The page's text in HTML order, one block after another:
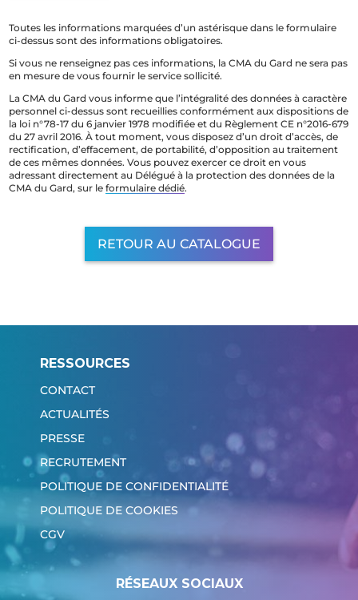
Toutes les informations marquées d’un astérisque dans le formulaire
ci-dessus sont des informations obligatoires.
Si vous ne renseignez pas ces informations, la CMA du Gard ne sera pas
en mesure de vous fournir le service sollicité.
La CMA du Gard vous informe que l’intégralité des données à caractère
personnel ci-dessus sont recueillies conformément aux dispositions de
la loi n°78-17 du 6 janvier 1978 modifiée et du Règlement CE n°2016-679
du 27 avril 2016. À tout moment, vous disposez d’un droit d’accès, de
rectification, d’effacement, de portabilité, d’opposition au traitement
de ces mêmes données. Vous pouvez exercer ce droit en vous
adressant directement au Délégué à la protection des données de la
CMA du Gard, sur leformulaire dédié.
RETOUR AU CATALOGUE
RESSOURCES
CONTACT
ACTUALITÉS
PRESSE
RECRUTEMENT
POLITIQUE DE CONFIDENTIALITÉ
POLITIQUE DE COOKIES
CGV
RÉSEAUX SOCIAUX